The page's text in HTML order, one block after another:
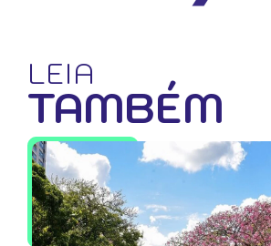
LEIA
TAMBÉM